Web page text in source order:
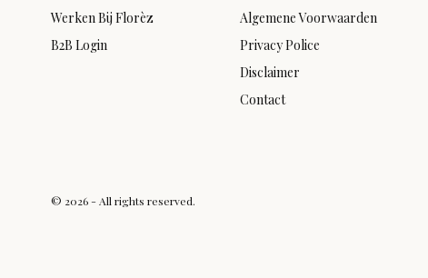
Werken Bij Florèz
B2B Login
Algemene Voorwaarden
Privacy Police
Disclaimer
Contact
© 2026 - All rights reserved.